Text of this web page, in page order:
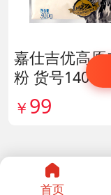
嘉仕吉优高原
粉 货号
￥ 99
首页